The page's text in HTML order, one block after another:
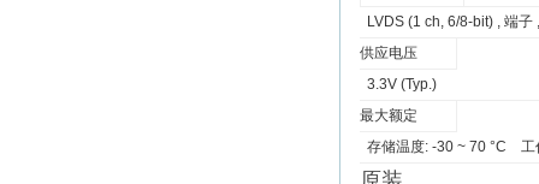
LVDS (1 ch, 6/8-bit) , 端子
供应电压
3.3V (Typ.)
最大额定
存储温度: -30 ~ 70 °C